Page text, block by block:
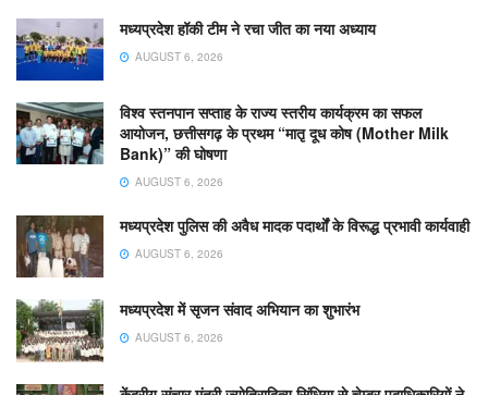
मध्यप्रदेश हॉकी टीम ने रचा जीत का नया अध्याय
AUGUST 6, 2026
विश्व स्तनपान सप्ताह के राज्य स्तरीय कार्यक्रम का सफल
आयोजन, छत्तीसगढ़ के प्रथम “मातृ दूध कोष (Mother Milk
Bank)” की घोषणा
AUGUST 6, 2026
मध्यप्रदेश पुलिस की अवैध मादक पदार्थों के विरूद्ध प्रभावी कार्यवाही
AUGUST 6, 2026
मध्यप्रदेश में सृजन संवाद अभियान का शुभारंभ
AUGUST 6, 2026